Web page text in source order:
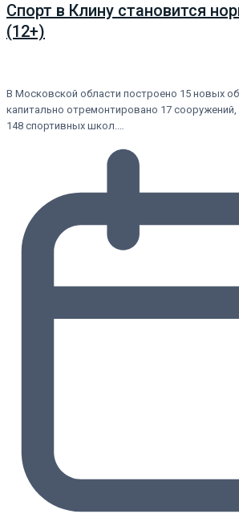
Спорт в Клину становится
(12+)
В Московской области построено 15 новых
капитально отремонтировано 17
148 спортивных школ.…